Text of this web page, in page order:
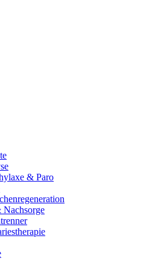
& Paro
Nachsorge